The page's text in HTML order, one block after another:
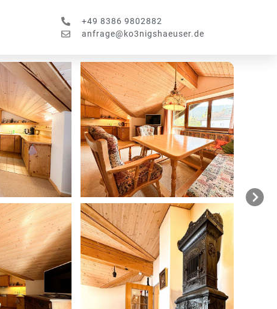
+49 8386 9802882
anfrage@ko3nigshaeuser.de